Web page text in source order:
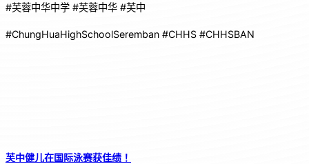
#芙蓉中华中学 #芙蓉中华 #芙中
#ChungHuaHighSchoolSeremban #CHHS #CHHSBAN
芙中健儿在国际泳赛获佳绩！